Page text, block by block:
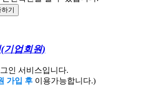
기
(기업회원)
인 서비스입니다.
가입 후 이용가능합니다.)